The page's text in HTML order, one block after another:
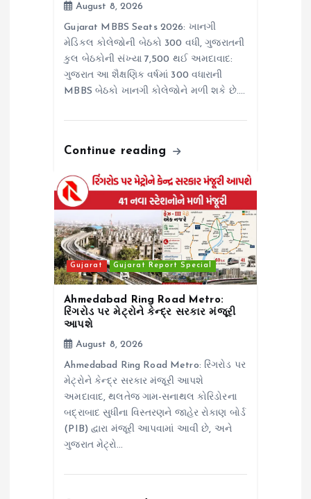
August 8, 2026
Gujarat MBBS Seats 2026: ખાનગી
મેડિકલ કોલેજોની બેઠકો 300 વધી, ગુજરાતની
કુલ બેઠકોની સંખ્યા 7,500 થઈ અમદાવાદ:
ગુજરાત આ શૈક્ષણિક વર્ષમાં 300 વધારાની
MBBS બેઠકો ખાનગી કોલેજોને મળી શકે છે.…
Continue reading
Gujarat Gujarat Report Special
Ahmedabad Ring Road Metro:
રિંગરોડ પર મેટ્રોને કેન્દ્ર સરકાર મંજૂરી
આપશે
August 8, 2026
Ahmedabad Ring Road Metro: રિંગરોડ પર
મેટ્રોને કેન્દ્ર સરકાર મંજૂરી આપશે
અમદાવાદ, થલતેજ ગામ-સનાથલ કોરિડોરના
બદ્રાબાદ સુધીના વિસ્તરણને જાહેર રોકાણ બોર્ડ
(PIB) દ્વારા મંજૂરી આપવામાં આવી છે, અને
ગુજરાત મેટ્રો…